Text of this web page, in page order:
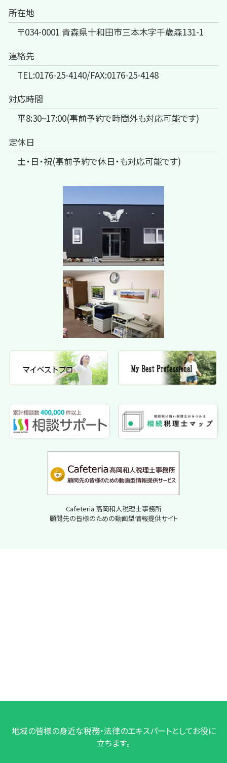
所在地
〒034-0001 青森県十和田市三本木字千歳森131-1
連絡先
TEL:0176-25-4140/FAX:0176-25-4148
対応時間
平8:30~17:00(事前予約で時間外も対応可能です)
定休日
土・日・祝(事前予約で休日・も対応可能です)
Cafeteria 髙岡和人税理士事務所
顧問先の皆様のための動画型情報提供サイト
地域の皆様の身近な税務・法律のエキスパートとしてお役に
立ちます。